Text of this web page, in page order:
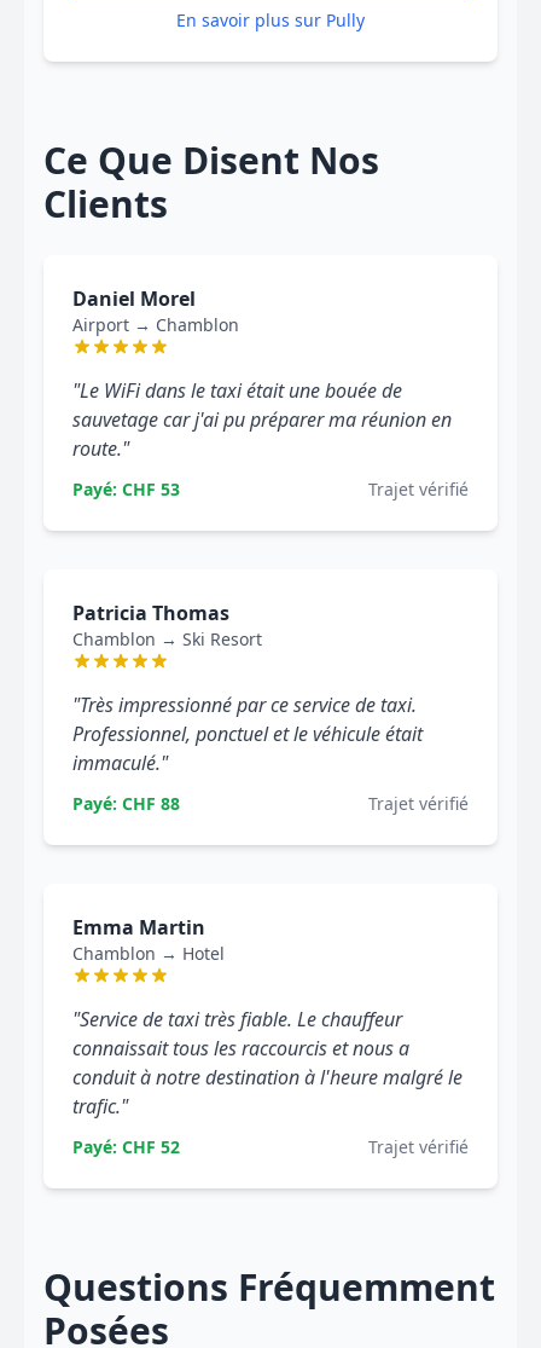
En savoir plus sur Pully
Ce Que Disent Nos
Clients
Daniel Morel
Airport → Chamblon
"Le WiFi dans le taxi était une bouée de
sauvetage car j'ai pu préparer ma réunion en
route."
Payé: CHF 53 Trajet vérifié
Patricia Thomas
Chamblon → Ski Resort
"Très impressionné par ce service de taxi.
Professionnel, ponctuel et le véhicule était
immaculé."
Payé: CHF 88 Trajet vérifié
Emma Martin
Chamblon → Hotel
"Service de taxi très fiable. Le chauffeur
connaissait tous les raccourcis et nous a
conduit à notre destination à l'heure malgré le
trafic."
Payé: CHF 52 Trajet vérifié
Questions Fréquemment
Posées